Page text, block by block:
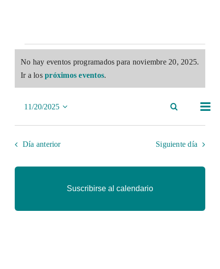
Eventos
en
noviembre
20,
2025
Aviso
No hay eventos programados para noviembre 20, 2025.
Ir a lospróximos eventos.
de
y
Eventos
Buscar
de
Día
11/20/2025
fecha.
Día anterior Siguiente día
Suscribirse al calendario